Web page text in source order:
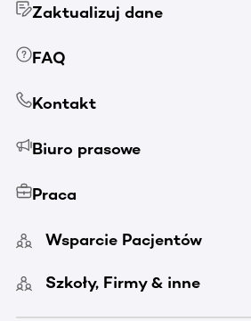
Zaktualizuj dane
FAQ
Kontakt
Biuro prasowe
Praca
Wsparcie Pacjentów
Szkoły, Firmy & inne